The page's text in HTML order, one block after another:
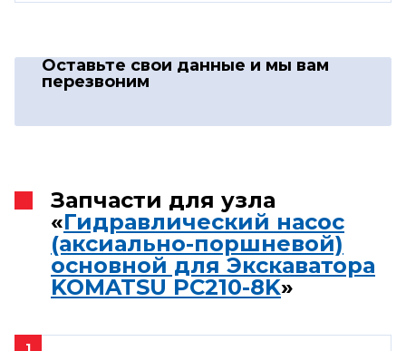
Оставьте свои данные и мы вам
перезвоним
Запчасти для узла
«Гидравлический насос
(аксиально-поршневой)
основной для Экскаватора
KOMATSU PC210-8K»